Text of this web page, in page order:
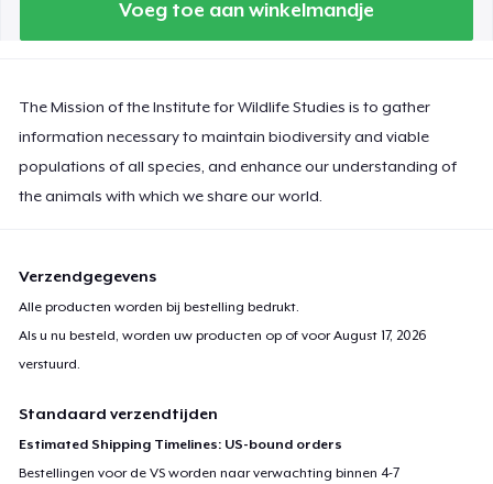
Voeg toe aan winkelmandje
The Mission of the Institute for Wildlife Studies is to gather
information necessary to maintain biodiversity and viable
populations of all species, and enhance our understanding of
the animals with which we share our world.
Verzendgegevens
Alle producten worden bij bestelling bedrukt.
Als u nu besteld, worden uw producten op of voorAugust 17, 2026
verstuurd.
Standaard verzendtijden
Estimated Shipping Timelines: US-bound orders
Bestellingen voor de VS worden naar verwachting binnen 4-7